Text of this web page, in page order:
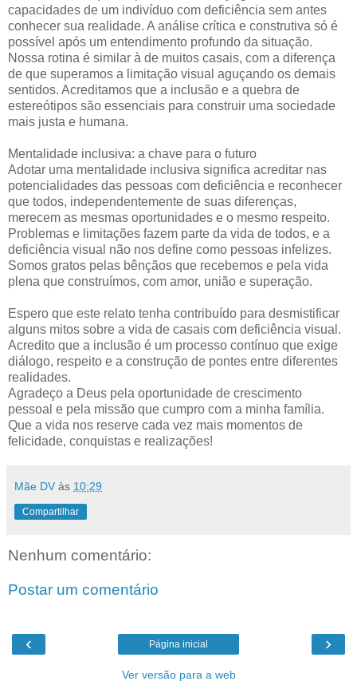
capacidades de um indivíduo com deficiência sem antes
conhecer sua realidade. A análise crítica e construtiva só é
possível após um entendimento profundo da situação.
Nossa rotina é similar à de muitos casais, com a diferença
de que superamos a limitação visual aguçando os demais
sentidos. Acreditamos que a inclusão e a quebra de
estereótipos são essenciais para construir uma sociedade
mais justa e humana.
Mentalidade inclusiva: a chave para o futuro
Adotar uma mentalidade inclusiva significa acreditar nas
potencialidades das pessoas com deficiência e reconhecer
que todos, independentemente de suas diferenças,
merecem as mesmas oportunidades e o mesmo respeito.
Problemas e limitações fazem parte da vida de todos, e a
deficiência visual não nos define como pessoas infelizes.
Somos gratos pelas bênçãos que recebemos e pela vida
plena que construímos, com amor, união e superação.
Espero que este relato tenha contribuído para desmistificar
alguns mitos sobre a vida de casais com deficiência visual.
Acredito que a inclusão é um processo contínuo que exige
diálogo, respeito e a construção de pontes entre diferentes
realidades.
Agradeço a Deus pela oportunidade de crescimento
pessoal e pela missão que cumpro com a minha família.
Que a vida nos reserve cada vez mais momentos de
felicidade, conquistas e realizações!
Mãe DV às 10:29
Compartilhar
Nenhum comentário:
Postar um comentário
‹ ›
Página inicial
Ver versão para a web